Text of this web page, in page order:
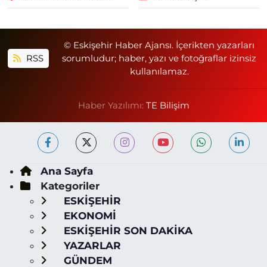
RSS
© Eskişehir Haber Ajansı. İçerikten yazarları
sorumludur; haber, yazı ve fotoğraflar izinsiz
kullanılamaz.
Haber Yazılımı: TE Bilişim
Ana Sayfa
Kategoriler
ESKİŞEHİR
EKONOMİ
ESKİŞEHİR SON DAKİKA
YAZARLAR
GÜNDEM